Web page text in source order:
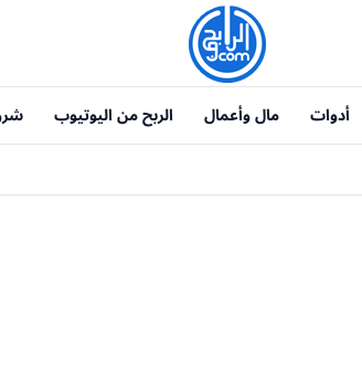
أدوات مال وأعمال الربح من اليوتيوب